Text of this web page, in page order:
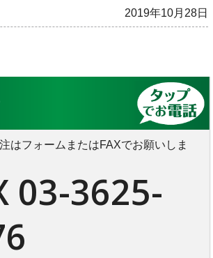
2019年10月28日
はフォームまたはFAXでお願いしま
03-3625-